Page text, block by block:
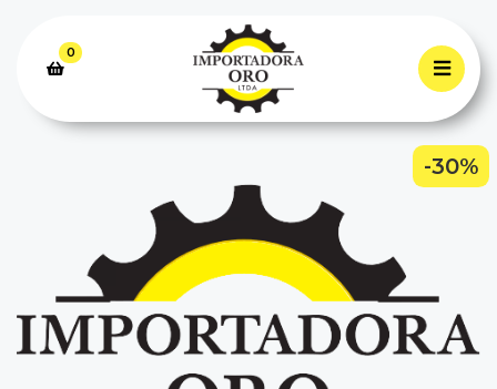
0
-30%